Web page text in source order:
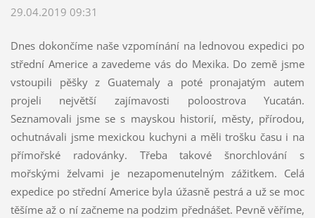
29.04.2019 09:31
Dnes dokončíme naše vzpomínání na lednovou expedici po
střední Americe a zavedeme vás do Mexika. Do země jsme
vstoupili pěšky z Guatemaly a poté pronajatým autem
projeli největší zajímavosti poloostrova Yucatán.
Seznamovali jsme se s mayskou historií, městy, přírodou,
ochutnávali jsme mexickou kuchyni a měli trošku času i na
přímořské radovánky. Třeba takové šnorchlování s
mořskými želvami je nezapomenutelným zážitkem. Celá
expedice po střední Americe byla úžasně pestrá a už se moc
těšíme až o ní začneme na podzim přednášet. Pevně věříme,